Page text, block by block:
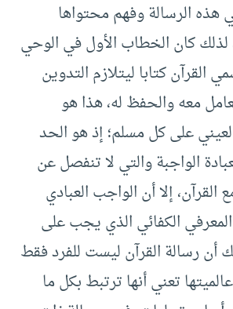
هذه الرسالة وفهم محتواها
لذلك كان الخطاب الأول في الوحي
القرآن كتابا ليتلازم التدوين
معه والحفظ له، هذا هو
على كل مسلم؛ إذ هو الحد
الواجبة والتي لا تنفصل عن
القرآن، إلا أن الواجب العبادي
الكفائي الذي يجب على
أن رسالة القرآن ليست للفرد فقط
تعني أنها ترتبط بكل ما